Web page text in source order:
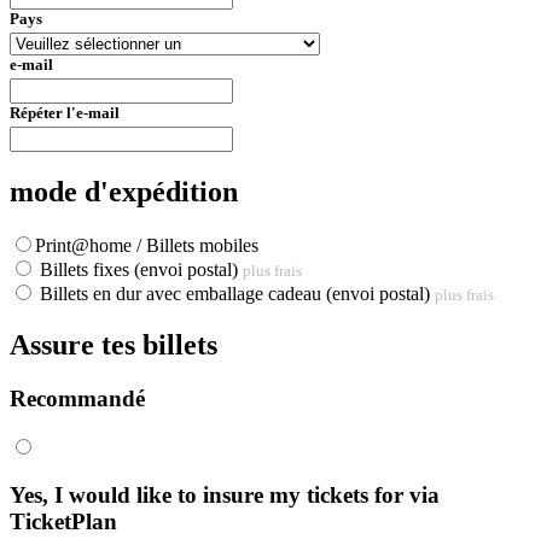
Pays
e-mail
Répéter l'e-mail
mode d'expédition
Print@home / Billets mobiles
Billets fixes (envoi postal) plus frais
Billets en dur avec emballage cadeau (envoi postal) plus frais
Assure tes billets
Recommandé
Yes, I would like to insure my tickets for via
TicketPlan